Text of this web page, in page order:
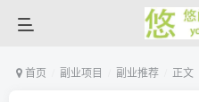
首页 副业项目 副业推荐 正文